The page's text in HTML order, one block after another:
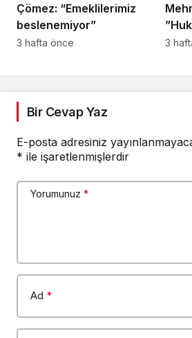
Çömez: “Emeklilerimiz
beslenemiyor”
3 hafta önce
Adil
3
Bir Cevap Yaz
E-posta adresiniz
* ile işaretlenmişlerdir
Yorumunuz *
Ad *